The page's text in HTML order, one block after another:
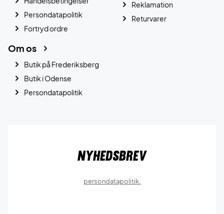
Persondatapolitik
Fortryd ordre
Reklamation
Returvarer
Om os
Butik på Frederiksberg
Butik i Odense
Persondatapolitik
Nyhedsbrev
persondatapolitik.